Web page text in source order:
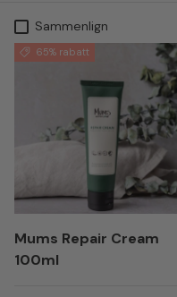
Sammenlign
65% rabatt
Mums Repair Cream
100ml